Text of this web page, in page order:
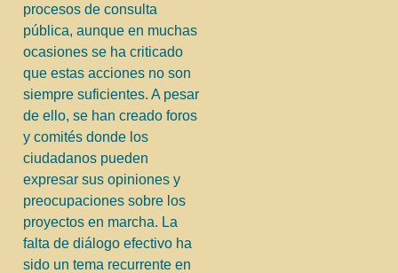
procesos de consulta
pública, aunque en muchas
ocasiones se ha criticado
que estas acciones no son
siempre suficientes. A pesar
de ello, se han creado foros
y comités donde los
ciudadanos pueden
expresar sus opiniones y
preocupaciones sobre los
proyectos en marcha. La
falta de diálogo efectivo ha
sido un tema recurrente en